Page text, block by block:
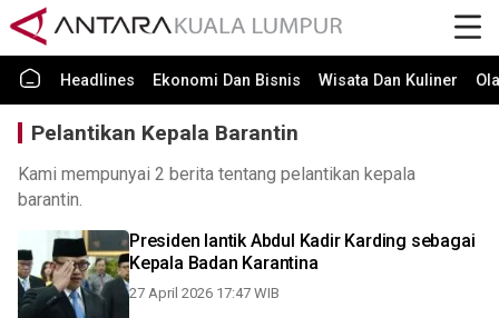
Headlines Ekonomi Dan Bisnis Wisata Dan Kuliner
Pelantikan Kepala Barantin
Kami mempunyai 2 berita tentang pelantikan kepala
barantin.
Presiden lantik Abdul Kadir Karding sebagai
Kepala Badan Karantina
27 April 2026 17:47 WIB